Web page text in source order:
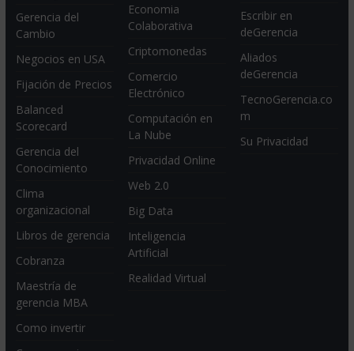
Gerencia del
Cambio
Negocios en USA
Fijación de Precios
Balanced
Scorecard
Gerencia del
Conocimiento
Clima
organizacional
Libros de gerencia
Cobranza
Maestría de
gerencia MBA
Como invertir
Economia
Colaborativa
Criptomonedas
Comercio
Electrónico
Computación en
La Nube
Privacidad Online
Web 2.0
Big Data
Inteligencia
Artificial
Realidad Virtual
Escribir en
deGerencia
Aliados
deGerencia
TecnoGerencia.co
m
Su Privacidad